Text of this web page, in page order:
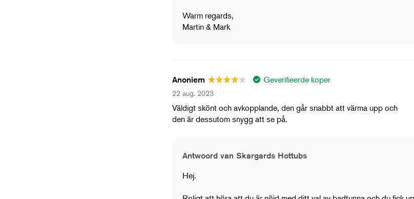
Warm regards,
Martin & Mark
Anoniem Geverifieerde koper
22 aug. 2023
Väldigt skönt och avkopplande, den går snabbt att värma upp och
den är dessutom snygg att se på.
Antwoord van Skargards Hottubs
Hej.